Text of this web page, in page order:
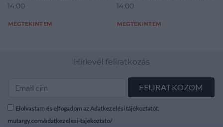
14:00
MEGTEKINTEM
14:00
MEGTEKINTEM
Hírlevél feliratkozás
Elolvastam és elfogadom az Adatkezelési tájékoztatót:
mutargy.com/adatkezelesi-tajekoztato/